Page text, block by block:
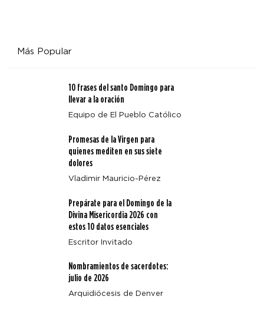
Más Popular
10 frases del santo Domingo para
llevar a la oración
Equipo de El Pueblo Católico
Promesas de la Virgen para
quienes mediten en sus siete
dolores
Vladimir Mauricio-Pérez
Prepárate para el Domingo de la
Divina Misericordia 2026 con
estos 10 datos esenciales
Escritor Invitado
Nombramientos de sacerdotes:
julio de 2026
Arquidiócesis de Denver